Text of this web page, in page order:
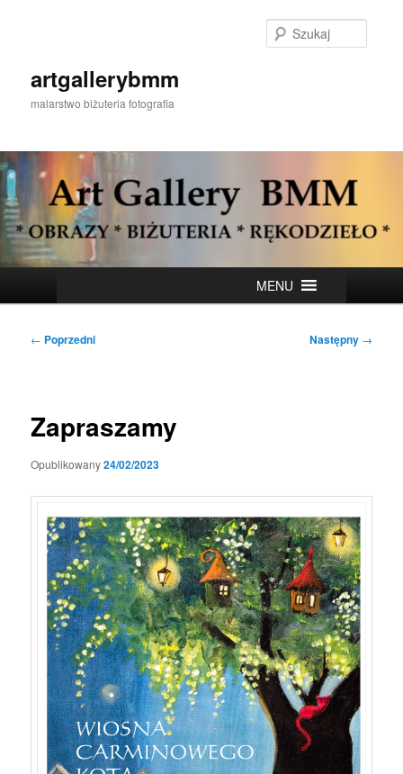
artgallerybmm
malarstwo biżuteria fotografia
MENU
Nawigacja
← Poprzedni Następny →
Zapraszamy
Opublikowany24/02/2023